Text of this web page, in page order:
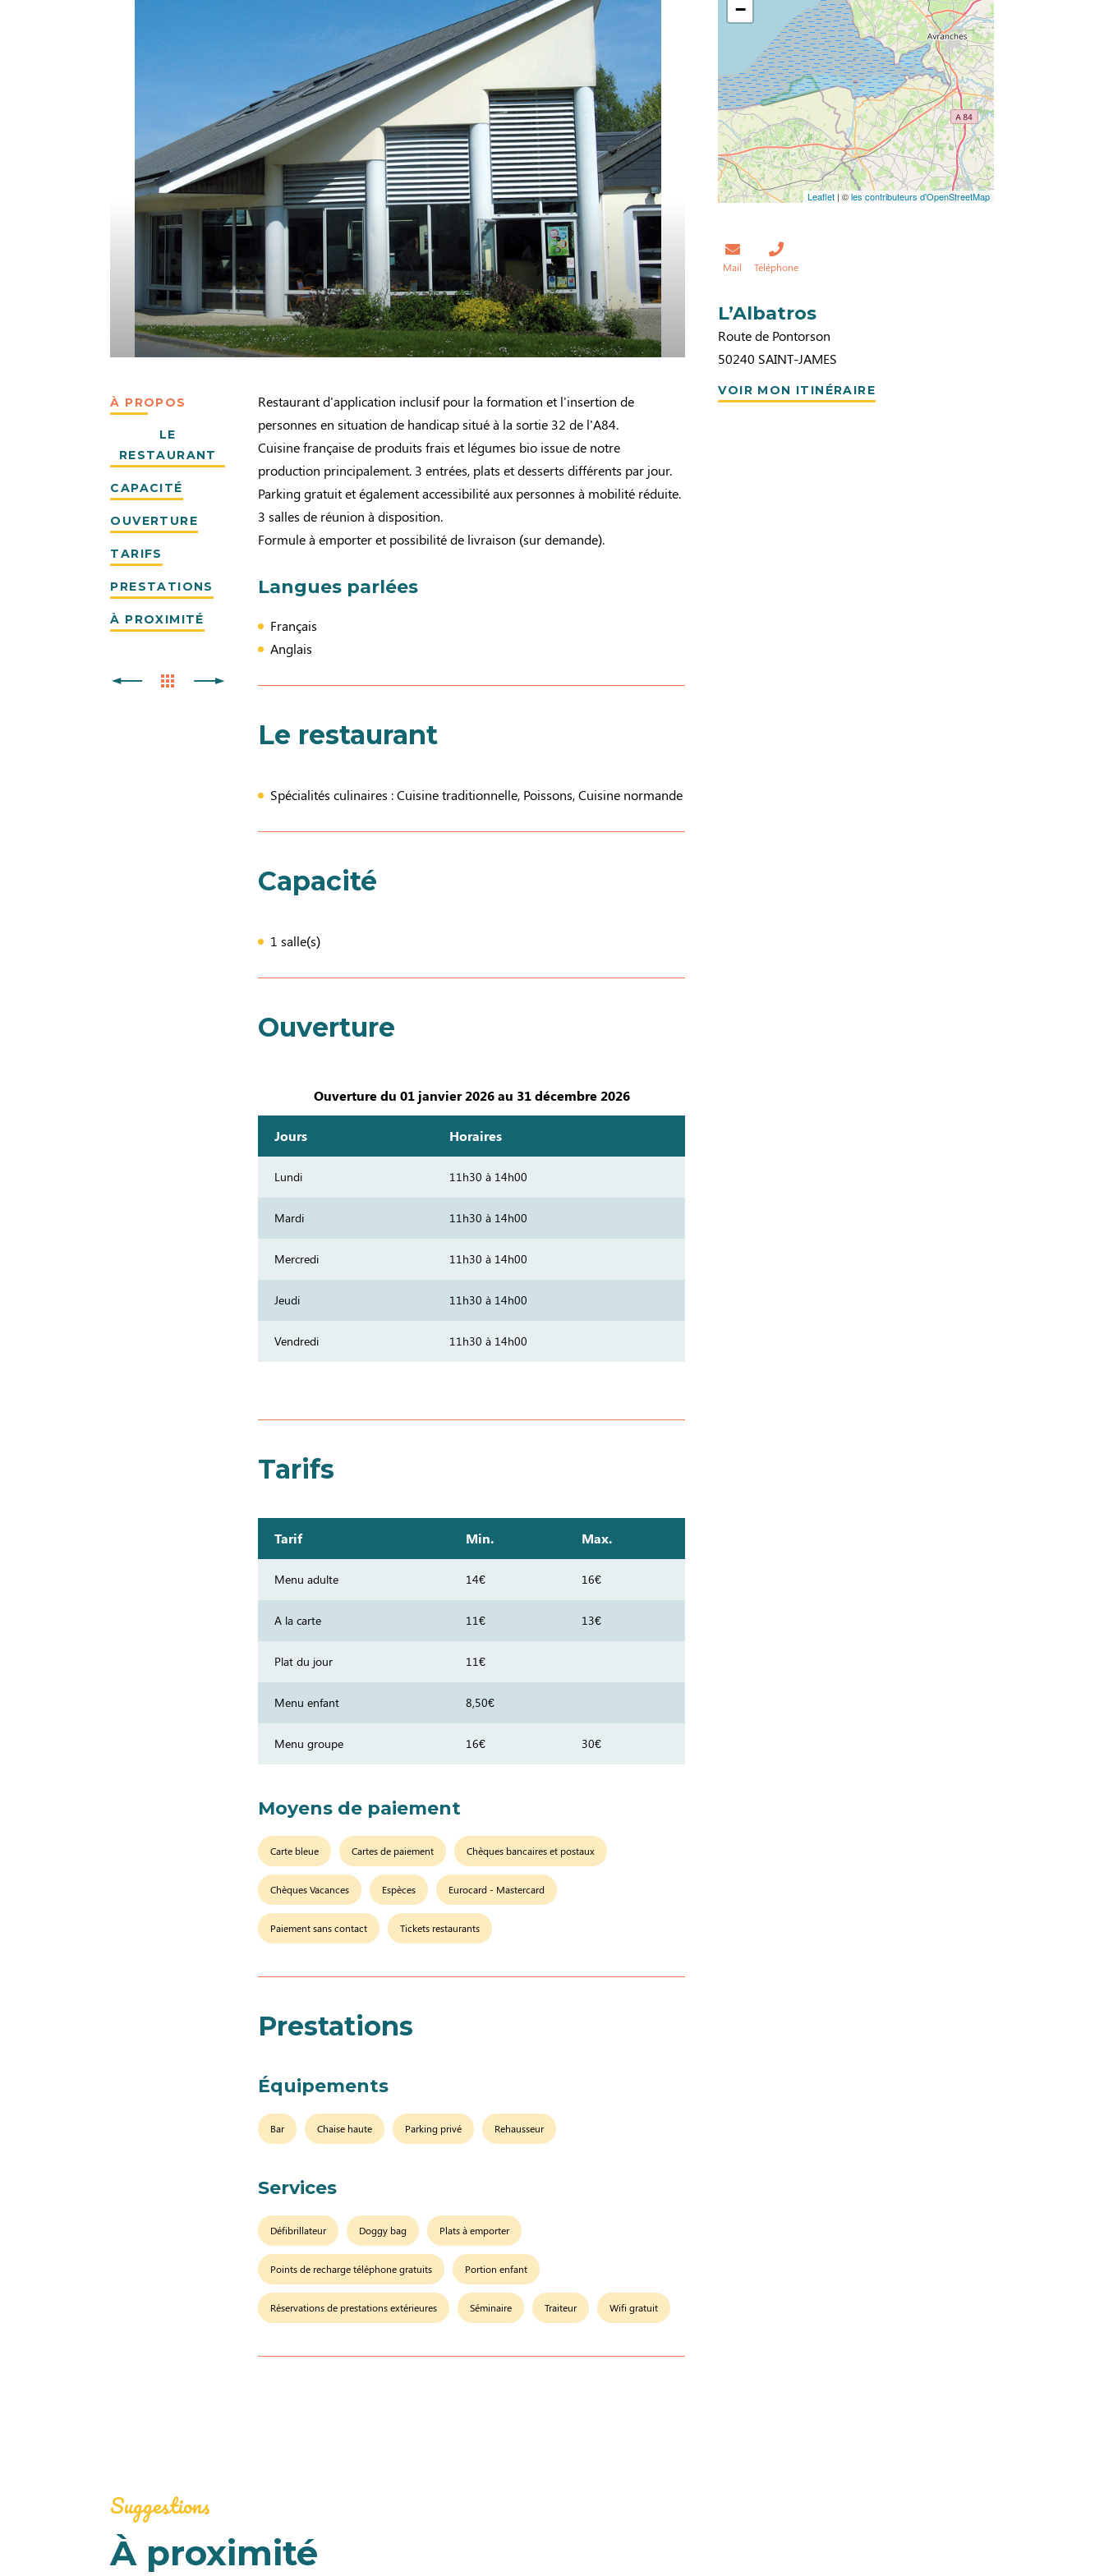
À PROPOS
LE
RESTAURANT
CAPACITÉ
OUVERTURE
TARIFS
PRESTATIONS
À PROXIMITÉ
Restaurant d'application inclusif pour la formation et l'insertion de
personnes en situation de handicap situé à la sortie 32 de l'A84.
Cuisine française de produits frais et légumes bio issue de notre
production principalement. 3 entrées, plats et desserts différents par jour.
Parking gratuit et également accessibilité aux personnes à mobilité réduite.
3 salles de réunion à disposition.
Formule à emporter et possibilité de livraison (sur demande).
Langues parlées
Français
Anglais
Le restaurant
Spécialités culinaires : Cuisine traditionnelle, Poissons, Cuisine normande
Capacité
1 salle(s)
Ouverture
Ouverture du 01 janvier 2026 au 31 décembre 2026
Jours Horaires
Lundi 11h30 à 14h00
Mardi 11h30 à 14h00
Mercredi 11h30 à 14h00
Jeudi 11h30 à 14h00
Vendredi 11h30 à 14h00
Tarifs
Tarif Min. Max.
Menu adulte 14€ 16€
A la carte 11€ 13€
Plat du jour 11€
Menu enfant 8,50€
Menu groupe 16€ 30€
Moyens de paiement
Carte bleue Cartes de paiement Chèques bancaires et postaux
Chèques Vacances Espèces Eurocard - Mastercard
Paiement sans contact Tickets restaurants
Prestations
Équipements
Bar Chaise haute Parking privé Rehausseur
Services
Défibrillateur Doggy bag Plats à emporter
Points de recharge téléphone gratuits Portion enfant
Réservations de prestations extérieures Séminaire Traiteur Wifi gratuit
−
Leaflet| ©les contributeurs d'OpenStreetMap
Mail Téléphone
L’Albatros
Route de Pontorson
50240 SAINT-JAMES
VOIR MON ITINÉRAIRE
Suggestions
À proximité